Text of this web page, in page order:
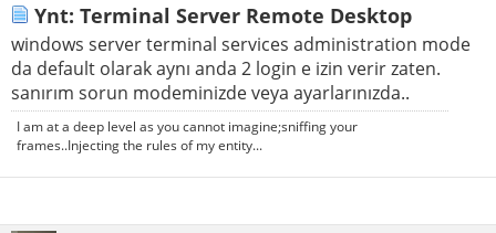
Ynt: Terminal Server Remote Desktop
windows server terminal services administration mode
da default olarak aynı anda 2 login e izin verir zaten.
sanırım sorun modeminizde veya ayarlarınızda..
I am at a deep level as you cannot imagine;sniffing your
frames..Injecting the rules of my entity...